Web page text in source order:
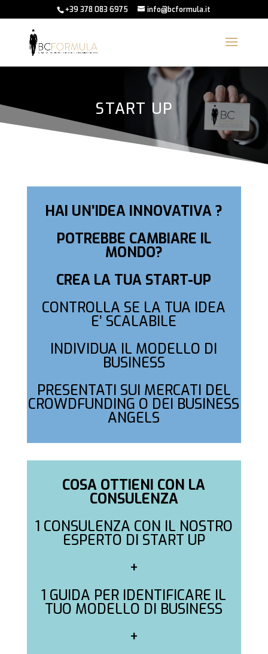
+39 378 083 6975 info@bcformula.it
START UP
HAI UN’IDEA INNOVATIVA ?
POTREBBE CAMBIARE IL
MONDO?
CREA LA TUA START-UP
CONTROLLA SE LA TUA IDEA
E’ SCALABILE
INDIVIDUA IL MODELLO DI
BUSINESS
PRESENTATI SUI MERCATI DEL
CROWDFUNDING O DEI BUSINESS
ANGELS
COSA OTTIENI CON LA
CONSULENZA
1 CONSULENZA CON IL NOSTRO
ESPERTO DI START UP
+
1 GUIDA PER IDENTIFICARE IL
TUO MODELLO DI BUSINESS
+